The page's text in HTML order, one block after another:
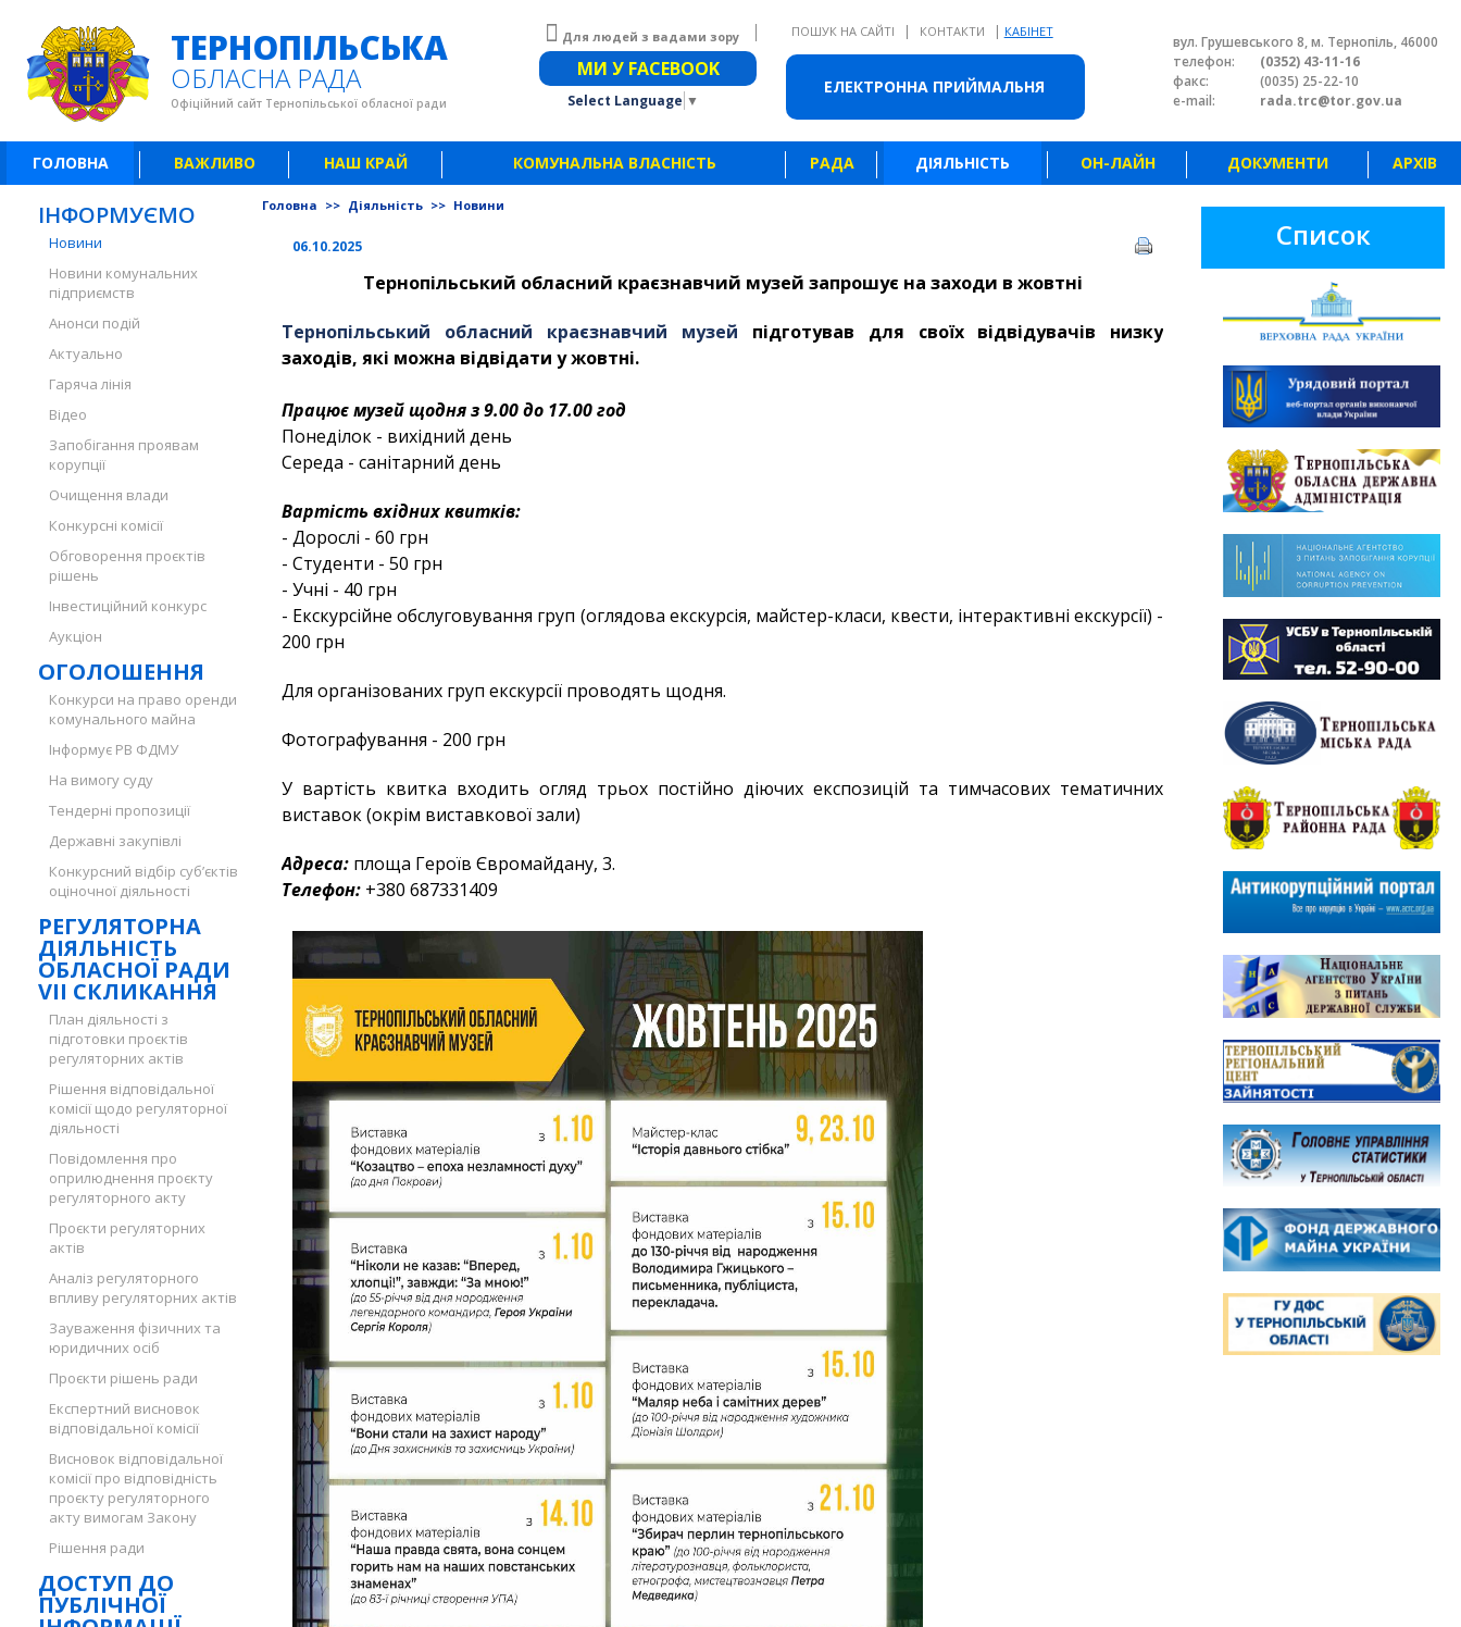
ЕЛЕКТРОННА ПРИЙМАЛЬНЯ
ТЕРНОПІЛЬСЬКА
ОБЛАСНА РАДА
Офіційний сайт Тернопільської обласної ради
Для людей з вадами зору Звичайна версія сайту
МИ У FACEBOOK
Select Language ▼
ПОШУК НА САЙТІ | КОНТАКТИ | КАБІНЕТ
вул. Грушевського 8, м. Тернопіль, 46000
телефон:
(0352) 43-11-16
факс:
(0035) 25-22-10
e-mail:
rada.trc@tor.gov.ua
ГОЛОВНА ВАЖЛИВО НАШ КРАЙ КОМУНАЛЬНА ВЛАСНІСТЬ РАДА ДІЯЛЬНІСТЬ ОН-ЛАЙН ДОКУМЕНТИ АРХІВ
ІНФОРМУЄМО
Новини
Новини комунальних
підприємств
Анонси подій
Актуально
Гаряча лінія
Відео
Запобігання проявам
корупції
Очищення влади
Конкурсні комісії
Обговорення проєктів
рішень
Інвестиційний конкурс
Аукціон
ОГОЛОШЕННЯ
Конкурси на право оренди
комунального майна
Інформує РВ ФДМУ
На вимогу суду
Тендерні пропозиції
Державні закупівлі
Конкурсний відбір суб’єктів
оціночної діяльності
РЕГУЛЯТОРНА
ДІЯЛЬНІСТЬ
ОБЛАСНОЇ РАДИ
VII СКЛИКАННЯ
План діяльності з
підготовки проєктів
регуляторних актів
Рішення відповідальної
комісії щодо регуляторної
діяльності
Повідомлення про
оприлюднення проєкту
регуляторного акту
Проєкти регуляторних
актів
Аналіз регуляторного
впливу регуляторних актів
Зауваження фізичних та
юридичних осіб
Проєкти рішень ради
Експертний висновок
відповідальної комісії
Висновок відповідальної
комісії про відповідність
проєкту регуляторного
акту вимогам Закону
Рішення ради
ДОСТУП ДО
ПУБЛІЧНОЇ
Головна >> Діяльність >> Новини
06.10.2025
Тернопільський обласний краєзнавчий музей запрошує на заходи в жовтні
Тернопільський обласний краєзнавчий музей підготував для своїх відвідувачів низку
заходів, які можна відвідати у жовтні.
Працює музей щодня з 9.00 до 17.00 год
Понеділок - вихідний день
Середа - санітарний день
Вартість вхідних квитків:
- Дорослі - 60 грн
- Студенти - 50 грн
- Учні - 40 грн
- Екскурсійне обслуговування груп (оглядова екскурсія, майстер-класи, квести, інтерактивні екскурсії) -
200 грн
Для організованих груп екскурсії проводять щодня.
Фотографування - 200 грн
У вартість квитка входить огляд трьох постійно діючих експозицій та тимчасових тематичних
виставок (окрім виставкової зали)
Адреса: площа Героїв Євромайдану, 3.
Телефон: +380 687331409
Список